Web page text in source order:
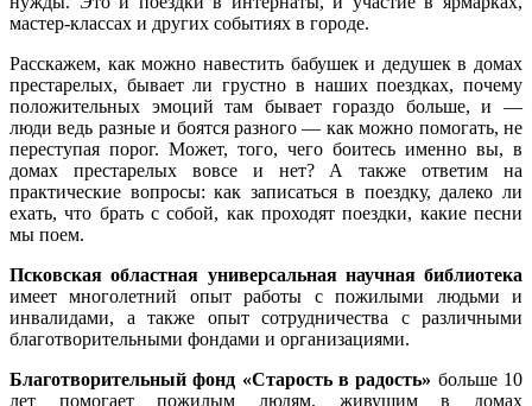
мастер-классах и других событиях в городе.
Расскажем, как можно навестить бабушек и дедушек в домах
престарелых, бывает ли грустно в наших поездках, почему
положительных эмоций там бывает гораздо больше, и —
люди ведь разные и боятся разного — как можно помогать, не
переступая порог. Может, того, чего боитесь именно вы, в
домах престарелых вовсе и нет? А также ответим на
практические вопросы: как записаться в поездку, далеко ли
ехать, что брать с собой, как проходят поездки, какие песни
мы поем.
Псковская областная универсальная научная библиотека
имеет многолетний опыт работы с пожилыми людьми и
инвалидами, а также опыт сотрудничества с различными
благотворительными фондами и организациями.
Благотворительный фонд «Старость в радость» больше 10
лет помогает пожилым людям, живущим в домах